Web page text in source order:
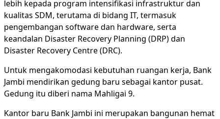
lebih kepada program intensifikasi infrastruktur dan
kualitas SDM, terutama di bidang IT, termasuk
pengembangan software dan hardware, serta
keandalan Disaster Recovery Planning (DRP) dan
Disaster Recovery Centre (DRC).
Untuk mengakomodasi kebutuhan ruangan kerja, Bank
Jambi mendirikan gedung baru sebagai kantor pusat.
Gedung itu diberi nama Mahligai 9.
Kantor baru Bank Jambi ini merupakan bangunan hemat